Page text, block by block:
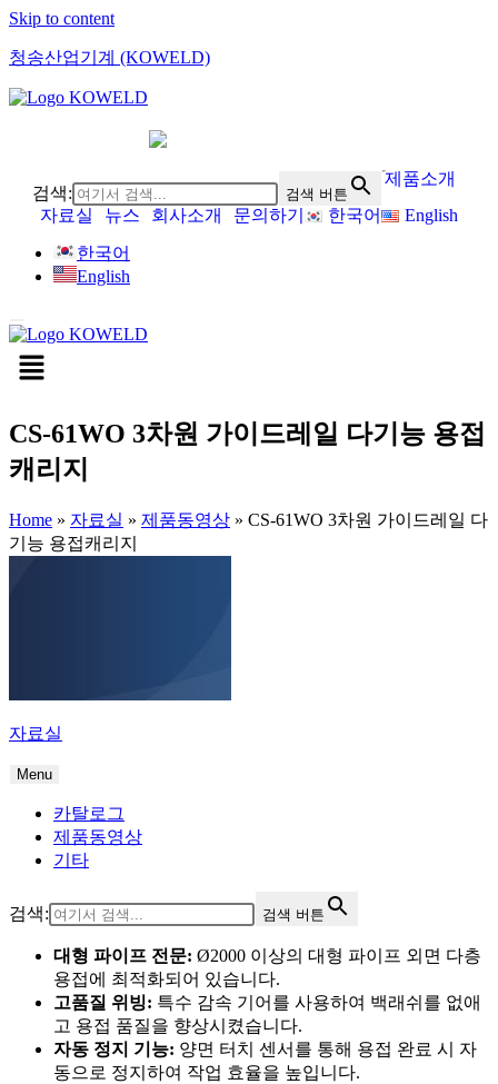
Skip to content
청송산업기계 (KOWELD)
검색: 검색 버튼
제품소개
자료실
뉴스 회사소개 문의하기 한국어
English
한국어
English
CS-61WO 3차원 가이드레일 다기능 용접
캐리지
Home » 자료실 » 제품동영상 » CS-61WO 3차원 가이드레일 다
기능 용접캐리지
자료실
Menu
카탈로그
제품동영상
기타
검색: 검색 버튼
대형 파이프 전문: Ø2000 이상의 대형 파이프 외면 다층
용접에 최적화되어 있습니다.
고품질 위빙: 특수 감속 기어를 사용하여 백래쉬를 없애
고 용접 품질을 향상시켰습니다.
자동 정지 기능: 양면 터치 센서를 통해 용접 완료 시 자
동으로 정지하여 작업 효율을 높입니다.